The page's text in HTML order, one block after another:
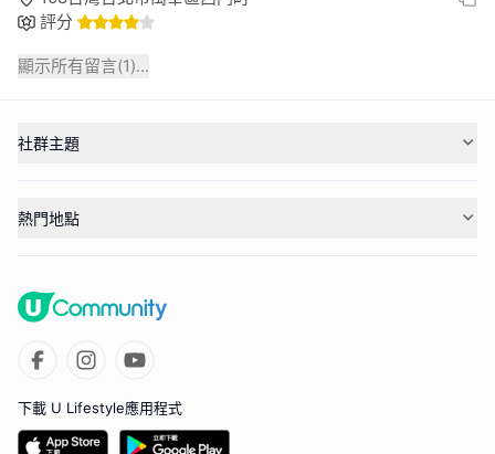
評分
顯示所有留言(1)...
社群主題
熱門地點
下載 U Lifestyle應用程式